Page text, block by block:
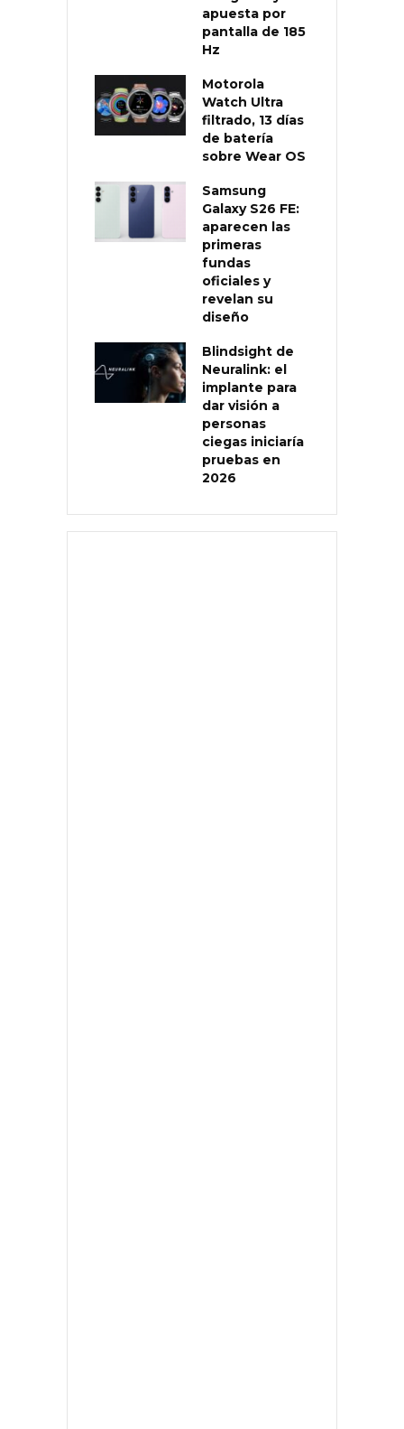
apuesta por
pantalla de 185
Hz
Motorola
Watch Ultra
filtrado, 13 días
de batería
sobre Wear OS
Samsung
Galaxy S26 FE:
aparecen las
primeras
fundas
oficiales y
revelan su
diseño
Blindsight de
Neuralink: el
implante para
dar visión a
personas
ciegas iniciaría
pruebas en
2026